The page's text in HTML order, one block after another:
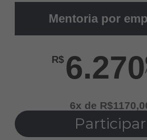
Mentoria por
R$ 6.270
6x de
Participar